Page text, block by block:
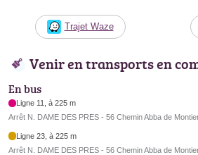
Trajet Waze
Venir en transports en
En bus
Ligne 11, à 225 m
Arrêt N. DAME DES PRES - 56 Chemin Abba de
Ligne 23, à 225 m
Arrêt N. DAME DES PRES - 56 Chemin Abba de